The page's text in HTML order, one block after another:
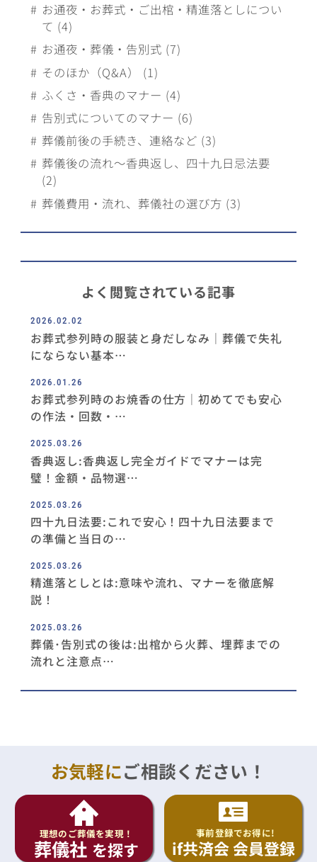
お通夜・お葬式・ご出棺・精進落としについ
て (4)
お通夜・葬儀・告別式 (7)
そのほか（Q&A） (1)
ふくさ・香典のマナー (4)
告別式についてのマナー (6)
葬儀前後の手続き、連絡など (3)
葬儀後の流れ～香典返し、四十九日忌法要
(2)
葬儀費用・流れ、葬儀社の選び方 (3)
よく閲覧されている記事
2026.02.02
お葬式参列時の服装と⾝だしなみ｜葬儀で失礼
にならない基本…
2026.01.26
お葬式参列時のお焼⾹の仕⽅｜初めてでも安⼼
の作法・回数・…
2025.03.26
香典返し:香典返し完全ガイドでマナーは完
璧！金額・品物選…
2025.03.26
四十九日法要:これで安心！四十九日法要まで
の準備と当日の…
2025.03.26
精進落としとは:意味や流れ、マナーを徹底解
説！
2025.03.26
葬儀･告別式の後は:出棺から火葬、埋葬までの
流れと注意点…
お気軽にご相談ください！
理想のご葬儀を実現！
葬儀社 を探す
事前登録でお得に!
if共済会 会員登録